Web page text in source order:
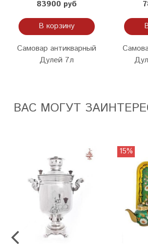
83900 руб
В корзину
Самовар антикварный
Дулей 7л
ВАС МОГУТ
15%